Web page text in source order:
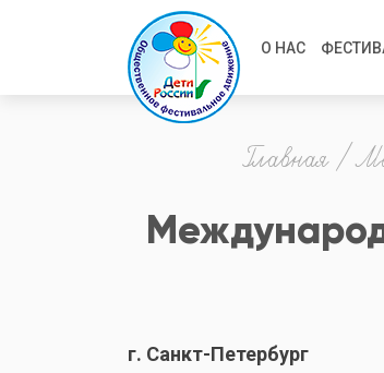
Main
О НАС
Строка
г. Санкт-Петербург